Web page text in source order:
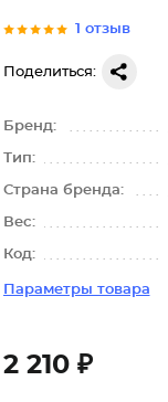
1 отзыв
Поделиться:
Бренд:
Тип:
Страна бренда:
Вес:
Код:
Параметры товара
2 210 ₽